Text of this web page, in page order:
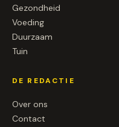
Gezondheid
Voeding
Duurzaam
Tuin
DE REDACTIE
Over ons
Contact